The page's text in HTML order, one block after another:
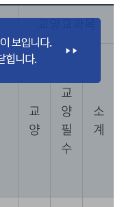
교양교과목
교
양
교
양
필
수
소
계